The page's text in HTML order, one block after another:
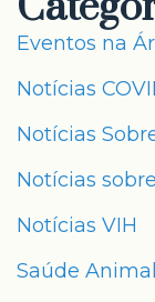
Eventos na
Notícias
Notícias
Notícias
Notícias VIH
Saúde Animal